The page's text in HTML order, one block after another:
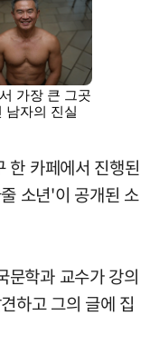
한 카페에서 진행된
소년'이 공개된 소
문학과 교수가 강의
하고 그의 글에 집